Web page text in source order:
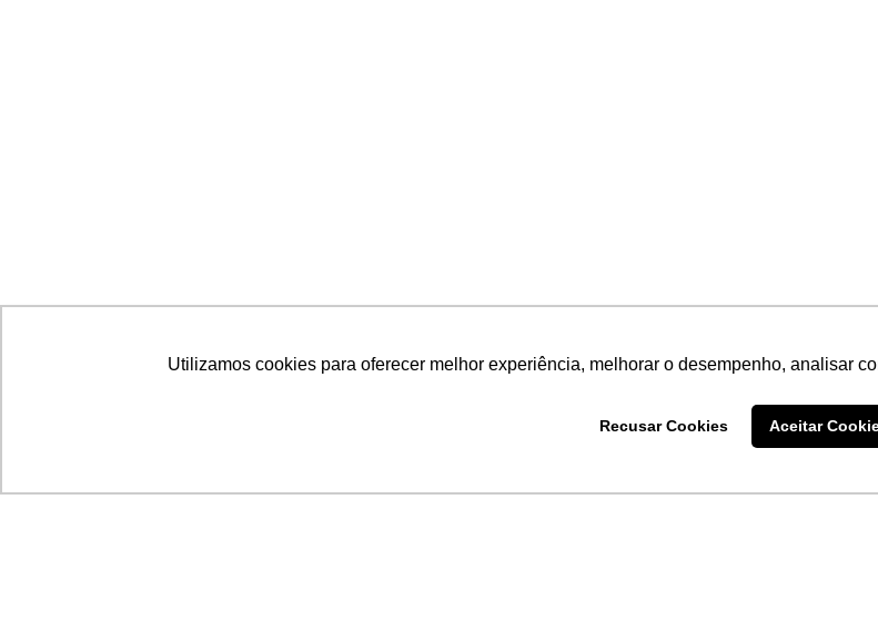
Utilizamos cookies para oferecer melhor experiência, melhorar o desempenho, analisar
Recusar Cookies Aceitar